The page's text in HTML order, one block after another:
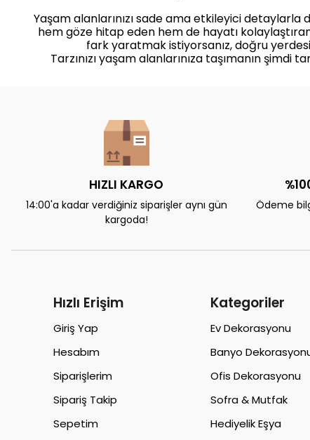
Yaşam alanlarınızı sade ama etkileyici detaylarla
hem göze hitap eden hem de hayatı
fark yaratmak istiyorsanız, doğru
Tarzınızı yaşam alanlarınıza taşımanın şimdi
HIZLI KARGO
14:00'a kadar verdiğiniz siparişler aynı gün
kargoda!
Ödeme
Hızlı Erişim
Giriş Yap
Hesabım
Siparişlerim
Sipariş Takip
Sepetim
Kategoriler
Ev Dekorasyonu
Banyo
Ofis Dekorasyonu
Sofra & Mutfak
Hediyelik Eşya